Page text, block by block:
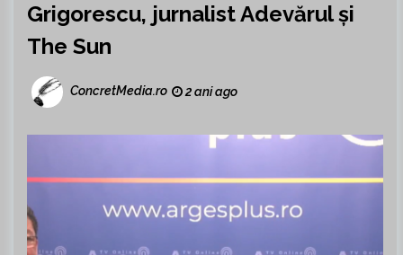
Grigorescu, jurnalist Adevărul și
The Sun
ConcretMedia.ro 2 ani ago